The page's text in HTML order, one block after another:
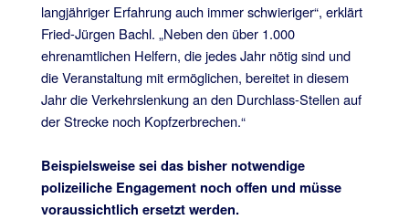
langjähriger Erfahrung auch immer schwieriger“, erklärt
Fried-Jürgen Bachl. „Neben den über 1.000
ehrenamtlichen Helfern, die jedes Jahr nötig sind und
die Veranstaltung mit ermöglichen, bereitet in diesem
Jahr die Verkehrslenkung an den Durchlass-Stellen auf
der Strecke noch Kopfzerbrechen.“
Beispielsweise sei das bisher notwendige
polizeiliche Engagement noch offen und müsse
voraussichtlich ersetzt werden.